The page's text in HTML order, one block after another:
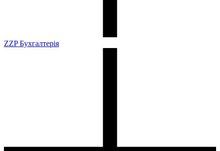
ZZP Бухгалтерія